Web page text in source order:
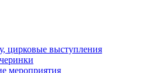
цирковые выступления
мероприятия